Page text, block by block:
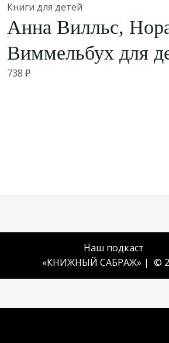
Книги для детей
Анна Вилльс,
Виммельбух для
738₽
Наш подкаст
«КНИЖНЫЙ САБРАЖ» | ©